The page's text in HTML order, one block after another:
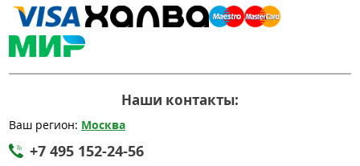
Наши контакты:
Ваш регион: Москва
+7 495 152-24-56